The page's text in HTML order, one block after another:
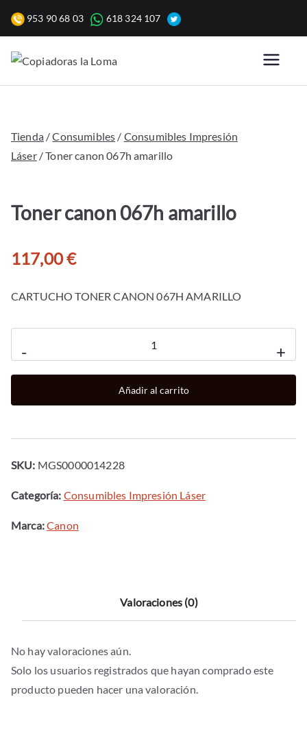
953 90 68 03 618 324 107
Copiadoras
Venta, alquiler y reparación
de fotocopiadoras y equipos
Tienda/Consumibles / Consumibles Impresión
Láser/ Toner canon 067h amarillo
Toner canon 067h amarillo
117,00€
CARTUCHO TONER CANON 067H AMARILLO
-
canon
067h
+
Añadir al carrito
SKU: MGS0000014228
Categoría: Consumibles Impresión Láser
Marca:Canon
Valoraciones (0)
No hay valoraciones aún.
Solo los usuarios registrados que hayan comprado este
producto pueden hacer una valoración.